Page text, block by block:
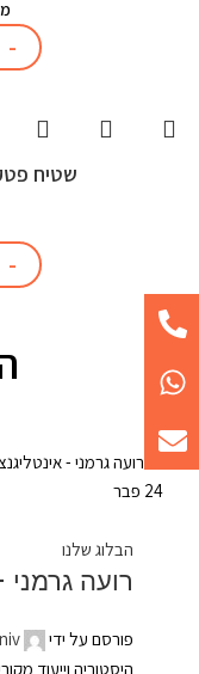
שטיח פטקס
24 פבר
הבלוג שלנו
רועה
פורסם על ידי
היסטוריה וייעוד